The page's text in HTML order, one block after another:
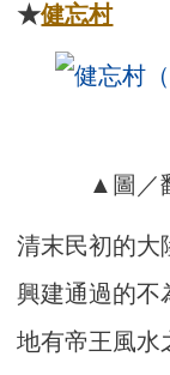
★健忘村
▲圖／
清末民初的大
興建通過的
地有帝王風水